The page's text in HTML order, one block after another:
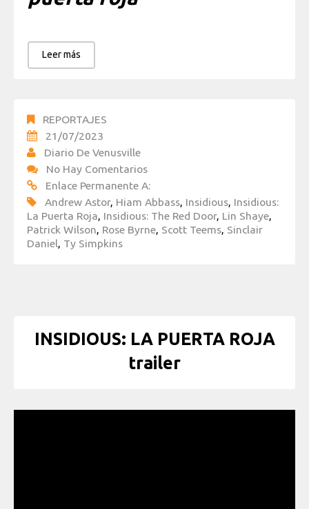
Leer más
REPORTAJES
21/07/2023
Diario De Venusville
No Hay Comentarios
Enlace Permanente A:
Andrew Astor, Hiam Abbass, Insidious, Insidious:
La Puerta Roja, Insidious: The Red Door, Lin Shaye,
Patrick Wilson, Rose Byrne, Scott Teems, Sinclair
Daniel, Ty Simpkins
INSIDIOUS: LA PUERTA ROJA
trailer